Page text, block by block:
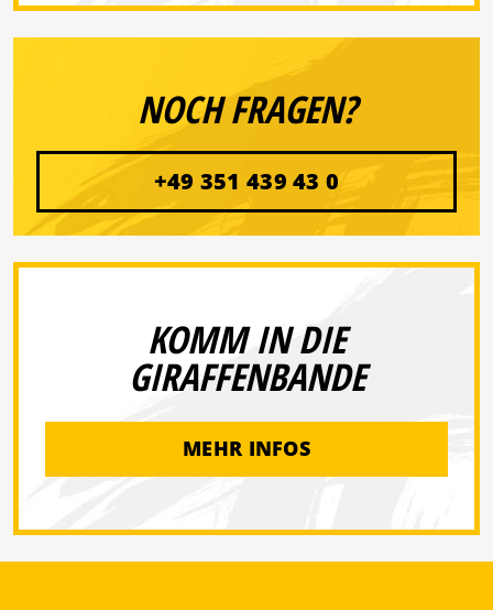
NOCH FRAGEN?
+49 351 439 43 0
KOMM IN DIE
GIRAFFENBANDE
MEHR INFOS